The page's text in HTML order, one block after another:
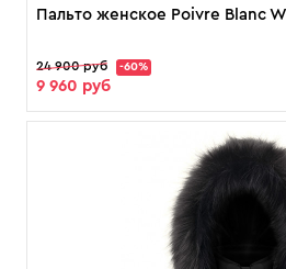
Пальто женское Poivre Blanc
24 900 руб -60%
9 960 руб